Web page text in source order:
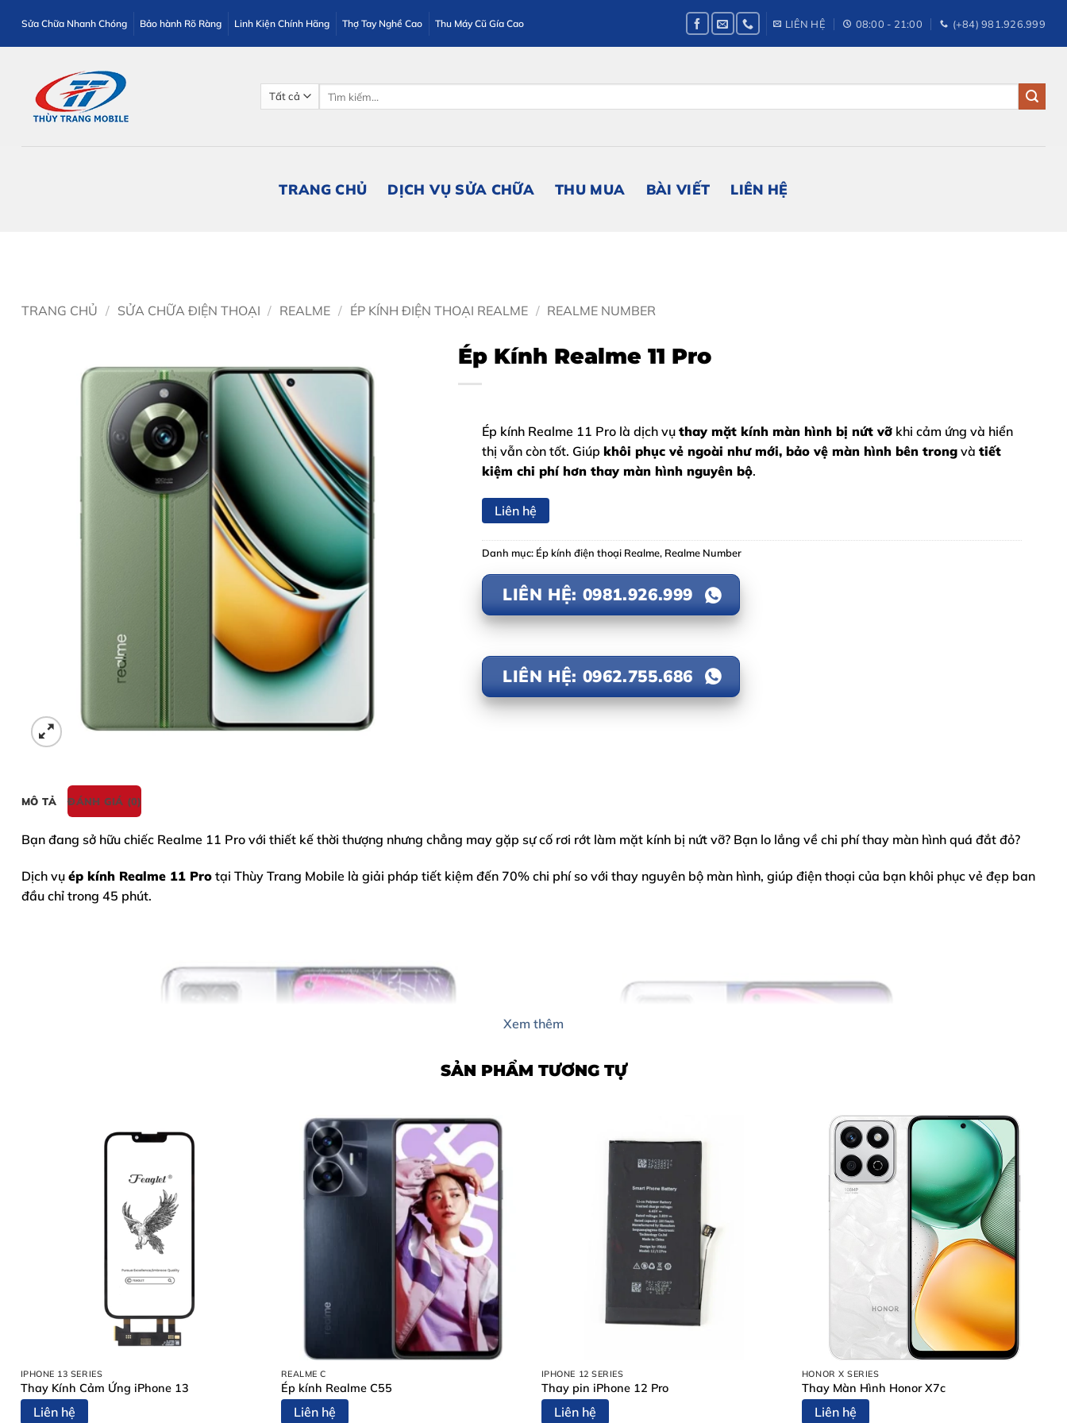
qua
nội
Sửa Chữa Nhanh Chóng Bảo hành Rõ Ràng Linh Kiện Chính Hãng Thợ Tay Nghề Cao Thu Máy Cũ Gía Cao LIÊN HỆ 08:00 - 21:00 (+84) 981.926.999
TRANG CHỦ DỊCH VỤ SỬA CHỮA THU MUA BÀI VIẾT LIÊN HỆ
TRANG CHỦ / SỬA CHỮA ĐIỆN THOẠI / REALME / ÉP KÍNH ĐIỆN THOẠI REALME / REALME NUMBER
Ép Kính Realme 11 Pro
Ép kính Realme 11 Pro là dịch vụ thay mặt kính màn hình bị nứt vỡ khi cảm ứng và hiển
thị vẫn còn tốt. Giúp khôi phục vẻ ngoài như mới, bảo vệ màn hình bên trong và tiết
kiệm chi phí hơn thay màn hình nguyên bộ.
Liên hệ
Danh mục: Ép kính điện thoại Realme, Realme Number
LIÊN HỆ: 0981.926.999
LIÊN HỆ: 0962.755.686
MÔ TẢ ĐÁNH GIÁ (0)
Bạn đang sở hữu chiếc Realme 11 Pro với thiết kế thời thượng nhưng chẳng may gặp sự cố rơi rớt làm mặt kính bị nứt vỡ? Bạn lo lắng về chi phí thay màn hình quá đắt đỏ?
Dịch vụ ép kính Realme 11 Pro tại Thùy Trang Mobile là giải pháp tiết kiệm đến 70% chi phí so với thay nguyên bộ màn hình, giúp điện thoại của bạn khôi phục vẻ đẹp ban
đầu chỉ trong 45 phút.
Xem thêm
SẢN PHẨM TƯƠNG TỰ
IPHONE 13 SERIES
Thay Kính Cảm Ứng iPhone 13
Liên hệ
REALME C
Ép kính Realme C55
Liên hệ
IPHONE 12 SERIES
Thay pin iPhone 12 Pro
Liên hệ
HONOR X SERIES
Thay Màn Hình Honor X7c
Liên hệ